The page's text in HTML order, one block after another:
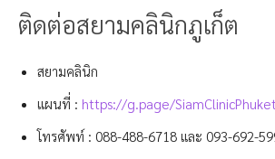
ติดต่อสยามคลินิกภูเก็ต
สยามคลินิก
แผนที่ : https://g.page/SiamClinicPhuket
โทรศัพท์ : 088-488-6718 และ 093-692-